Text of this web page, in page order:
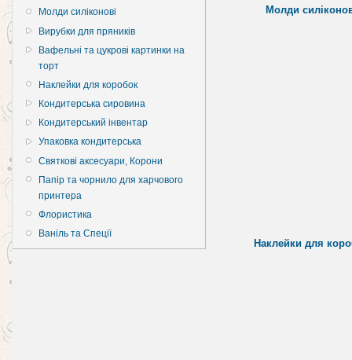
Молди силіконові
Вирубки для пряників
Вафельні та цукрові картинки на
торт
Наклейки для коробок
Кондитерська сировина
Кондитерський інвентар
Упаковка кондитерська
Святкові аксесуари, Корони
Папір та чорнило для харчового
принтера
Флористика
Ваніль та Спеції
Молди
Наклейки для